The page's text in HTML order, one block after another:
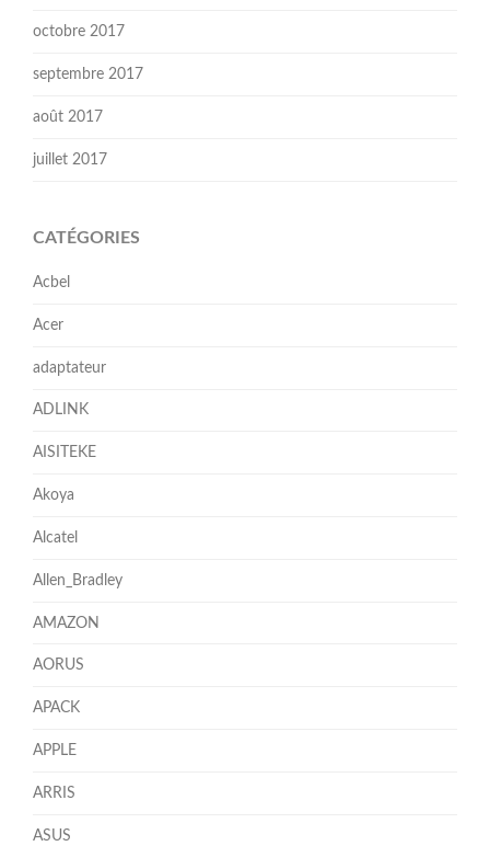
octobre 2017
septembre 2017
août 2017
juillet 2017
CATÉGORIES
Acbel
Acer
adaptateur
ADLINK
AISITEKE
Akoya
Alcatel
Allen_Bradley
AMAZON
AORUS
APACK
APPLE
ARRIS
ASUS